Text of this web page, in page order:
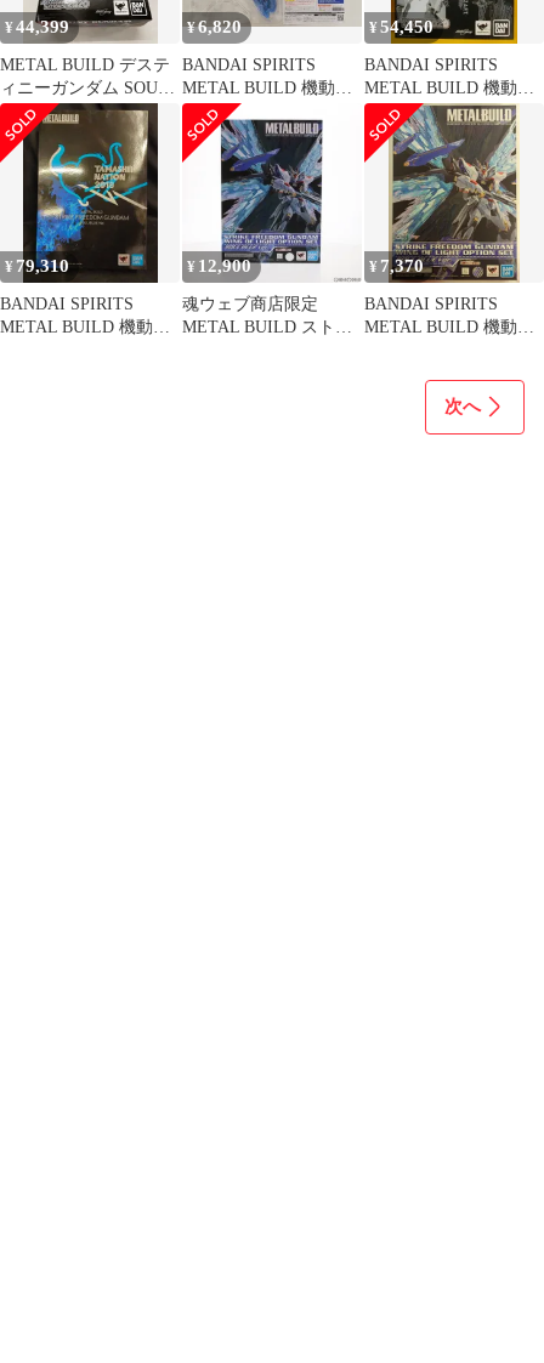
¥44,399
METAL BUILD デステ
ィニーガンダム SOUL
RED 機動戦士ガンダム
SEED DESTINY
TAMASHII NA
¥6,820
BANDAI SPIRITS
METAL BUILD 機動戦
士ガンダムSEED
DESTINY ストライクフ
リーダムガンダム 光の
翼オプションセット
SOUL BLUE Ver
¥54,450
BANDAI SPIRITS
METAL BUILD 機動戦
士ガンダムSEED
DESTINY デスティニー
ガンダム SOUL RED
¥ 79,310
BANDAI SPIRITS
METAL BUILD 機動戦
¥ 12,900
魂ウェブ商店限定
METAL BUILD ストラ
¥ 7,370
BANDAI SPIRITS
METAL BUILD 機動戦
リーダムガンダム 光の
翼オプションセット
次へ